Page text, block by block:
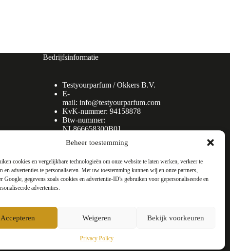
Beheer toestemming
cookies en vergelijkbare technologieën om onze website te laten werken, verkeer te
en advertenties te personaliseren. Met uw toestemming kunnen wij en onze partners,
Google, gegevens zoals cookies en advertentie-ID's gebruiken voor gepersonaliseerde en
advertenties.
Accepteren Weigeren Bekijk voorkeuren
Privacy Policy
Bedrijfsinformatie
Testyourparfum /Okkers B.V.
E-
mail: info@testyourparfum.com
KvK-nummer: 94158878
Btw-nummer:
NL866658300B01